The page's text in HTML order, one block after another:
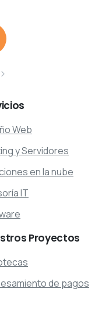
Web
y Servidores
en la nube
IT
Proyectos
de pagos